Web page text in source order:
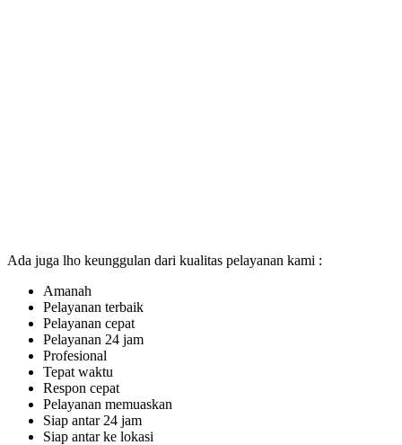
Ada juga lho keunggulan dari kualitas pelayanan kami :
Amanah
Pelayanan terbaik
Pelayanan cepat
Pelayanan 24 jam
Profesional
Tepat waktu
Respon cepat
Pelayanan memuaskan
Siap antar 24 jam
Siap antar ke lokasi